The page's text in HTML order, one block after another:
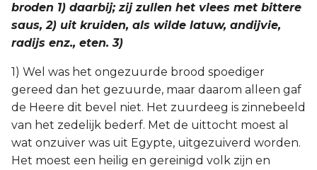
broden 1) daarbij; zij zullen het vlees met bittere
saus, 2) uit kruiden, als wilde latuw, andijvie,
radijs enz., eten. 3)
1) Wel was het ongezuurde brood spoediger
gereed dan het gezuurde, maar daarom alleen gaf
de Heere dit bevel niet. Het zuurdeeg is zinnebeeld
van het zedelijk bederf. Met de uittocht moest al
wat onzuiver was uit Egypte, uitgezuiverd worden.
Het moest een heilig en gereinigd volk zijn en